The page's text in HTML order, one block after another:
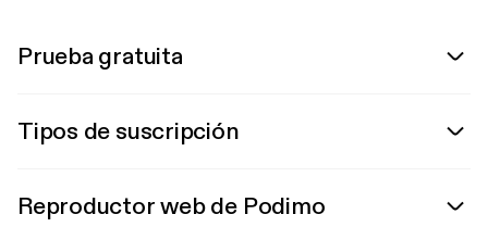
Prueba gratuita
Tipos de suscripción
Reproductor web de Podimo